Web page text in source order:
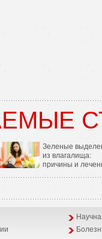
Зеленые
из влагалища:
причины и